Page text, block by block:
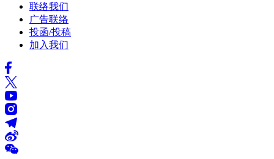
联络我们
广告联络
投函/投稿
加入我们